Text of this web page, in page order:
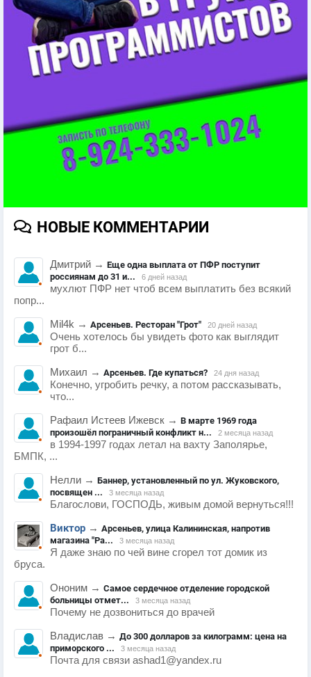
НОВЫЕ КОММЕНТАРИИ
Дмитрий → Еще одна выплата от ПФР поступит
россиянам до 31 и...
6 дней назад
мухлют ПФР нет чтоб всем выплатить без всякий
попр...
Mil4k → Арсеньев. Ресторан "Грот" 20 дней назад
Очень хотелось бы увидеть фото как выглядит
грот б...
Михаил → Арсеньев. Где купаться? 24 дня назад
Конечно, угробить речку, а потом рассказывать,
что...
Рафаил Истеев Ижевск → В марте 1969 года
произошёл пограничный конфликт н...
2 месяца назад
в 1994-1997 годах летал на вахту Заполярье,
БМПК, ...
Нелли → Баннер, установленный по ул. Жуковского,
посвящен ...
3 месяца назад
Благослови, ГОСПОДЬ, живым домой вернуться!!!
Виктор → Арсеньев, улица Калининская, напротив
магазина "Ра...
3 месяца назад
Я даже знаю по чей вине сгорел тот домик из
бруса.
Ононим → Самое сердечное отделение городской
больницы отмет...
3 месяца назад
Почему не дозвониться до врачей
Владислав → До 300 долларов за килограмм: цена на
приморского ...
3 месяца назад
Почта для связи ashad1@yandex.ru